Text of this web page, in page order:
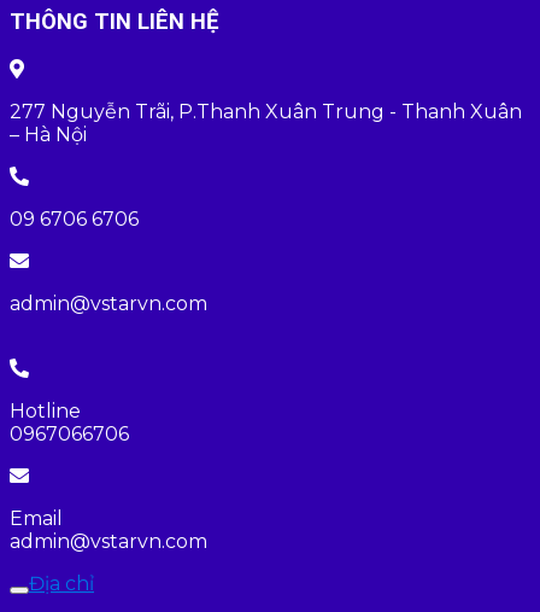
THÔNG TIN LIÊN HỆ
277 Nguyễn Trãi, P.Thanh Xuân Trung - Thanh Xuân
– Hà Nội
09 6706 6706
admin@vstarvn.com
Hotline
0967066706
Email
admin@vstarvn.com
Địa chỉ